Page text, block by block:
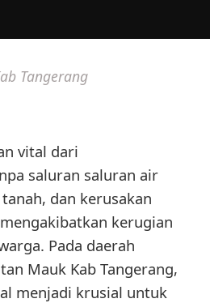
Tangerang
vital dari
saluran saluran air
dan kerusakan
kerugian
Pada daerah
Mauk Kab Tangerang,
menjadi krusial untuk